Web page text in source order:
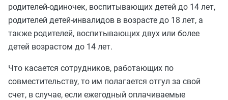
родителей-одиночек, воспитывающих детей до 14 лет,
родителей детей-инвалидов в возрасте до 18 лет, а
также родителей, воспитывающих двух или более
детей возрастом до 14 лет.
Что касается сотрудников, работающих по
совместительству, то им полагается отгул за свой
счет, в случае, если ежегодный оплачиваемые